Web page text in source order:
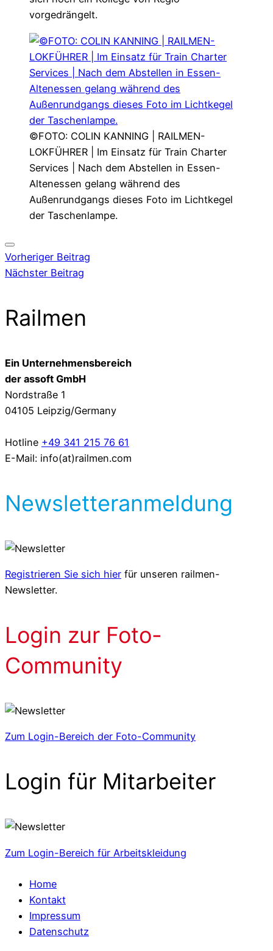
vorgedrängelt.
©FOTO: COLIN KANNING | RAILMEN-
LOKFÜHRER | Im Einsatz für Train Charter
Services | Nach dem Abstellen in Essen-
Altenessen gelang während des
Außenrundgangs dieses Foto im Lichtkegel
der Taschenlampe.
Vorheriger Beitrag
Nächster Beitrag
Railmen
Ein Unternehmensbereich
der assoft GmbH
Nordstraße 1
04105 Leipzig/Germany
Hotline +49 341 215 76 61
E-Mail: info(at)railmen.com
Newsletteranmeldung
Registrieren Sie sich hier für unseren railmen-
Newsletter.
Login zur Foto-
Community
Zum Login-Bereich der Foto-Community
Login für Mitarbeiter
Zum Login-Bereich für Arbeitskleidung
Home
Kontakt
Impressum
Datenschutz